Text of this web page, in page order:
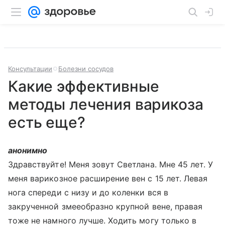
Консультации Болезни сосудов
Какие эффективные
методы лечения варикоза
есть еще?
анонимно
Здравствуйте! Меня зовут Светлана. Мне 45 лет. У
меня варикозное расширение вен с 15 лет. Левая
нога спереди с низу и до коленки вся в
закрученной змееобразно крупной вене, правая
тоже не намного лучше. Ходить могу только в